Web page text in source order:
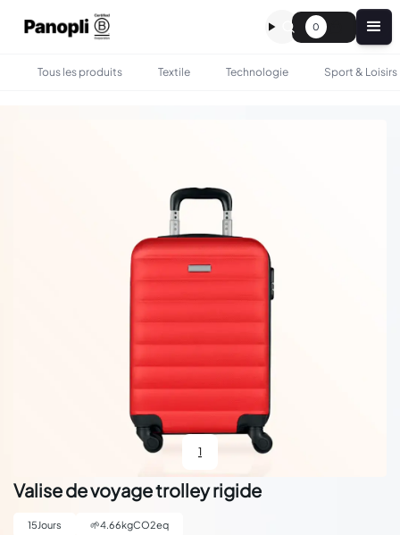
0
Tous les produits Textile Technologie Sport & Loisirs
1
Valise de voyage trolley rigide
15 Jours 🌱4.66kgCO2eq